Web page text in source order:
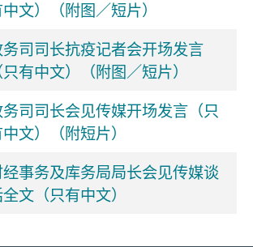
文）（附图／短片）
司司长抗疫记者会开场发言
只有中文）（附图／短片）
司司长会见传媒开场发言（只
文）（附短片）
经事务及库务局局长会见传媒谈
文（只有中文）